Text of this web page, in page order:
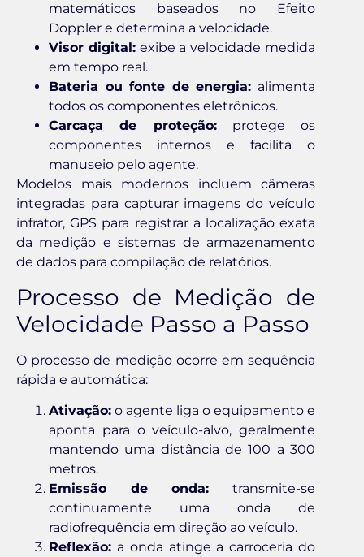
matemáticos baseados no Efeito
Doppler e determina a velocidade.
Visor digital:exibe a velocidade medida
em tempo real.
Bateria ou fonte de energia: alimenta
todos os componentes eletrônicos.
Carcaça de proteção:protege os
componentes internos e facilita o
manuseio pelo agente.
Modelos mais modernos incluem câmeras
integradas para capturar imagens do veículo
infrator, GPS para registrar a localização exata
da medição e sistemas de armazenamento
de dados para compilação de relatórios.
Processo de Medição de
Velocidade Passo a Passo
O processo de medição ocorre em sequência
rápida e automática:
Ativação: o agente liga o equipamento e
aponta para o veículo-alvo, geralmente
mantendo uma distância de 100 a 300
metros.
Emissão de onda: transmite-se
continuamente uma onda de
radiofrequência em direção ao veículo.
Reflexão: a onda atinge a carroceria do